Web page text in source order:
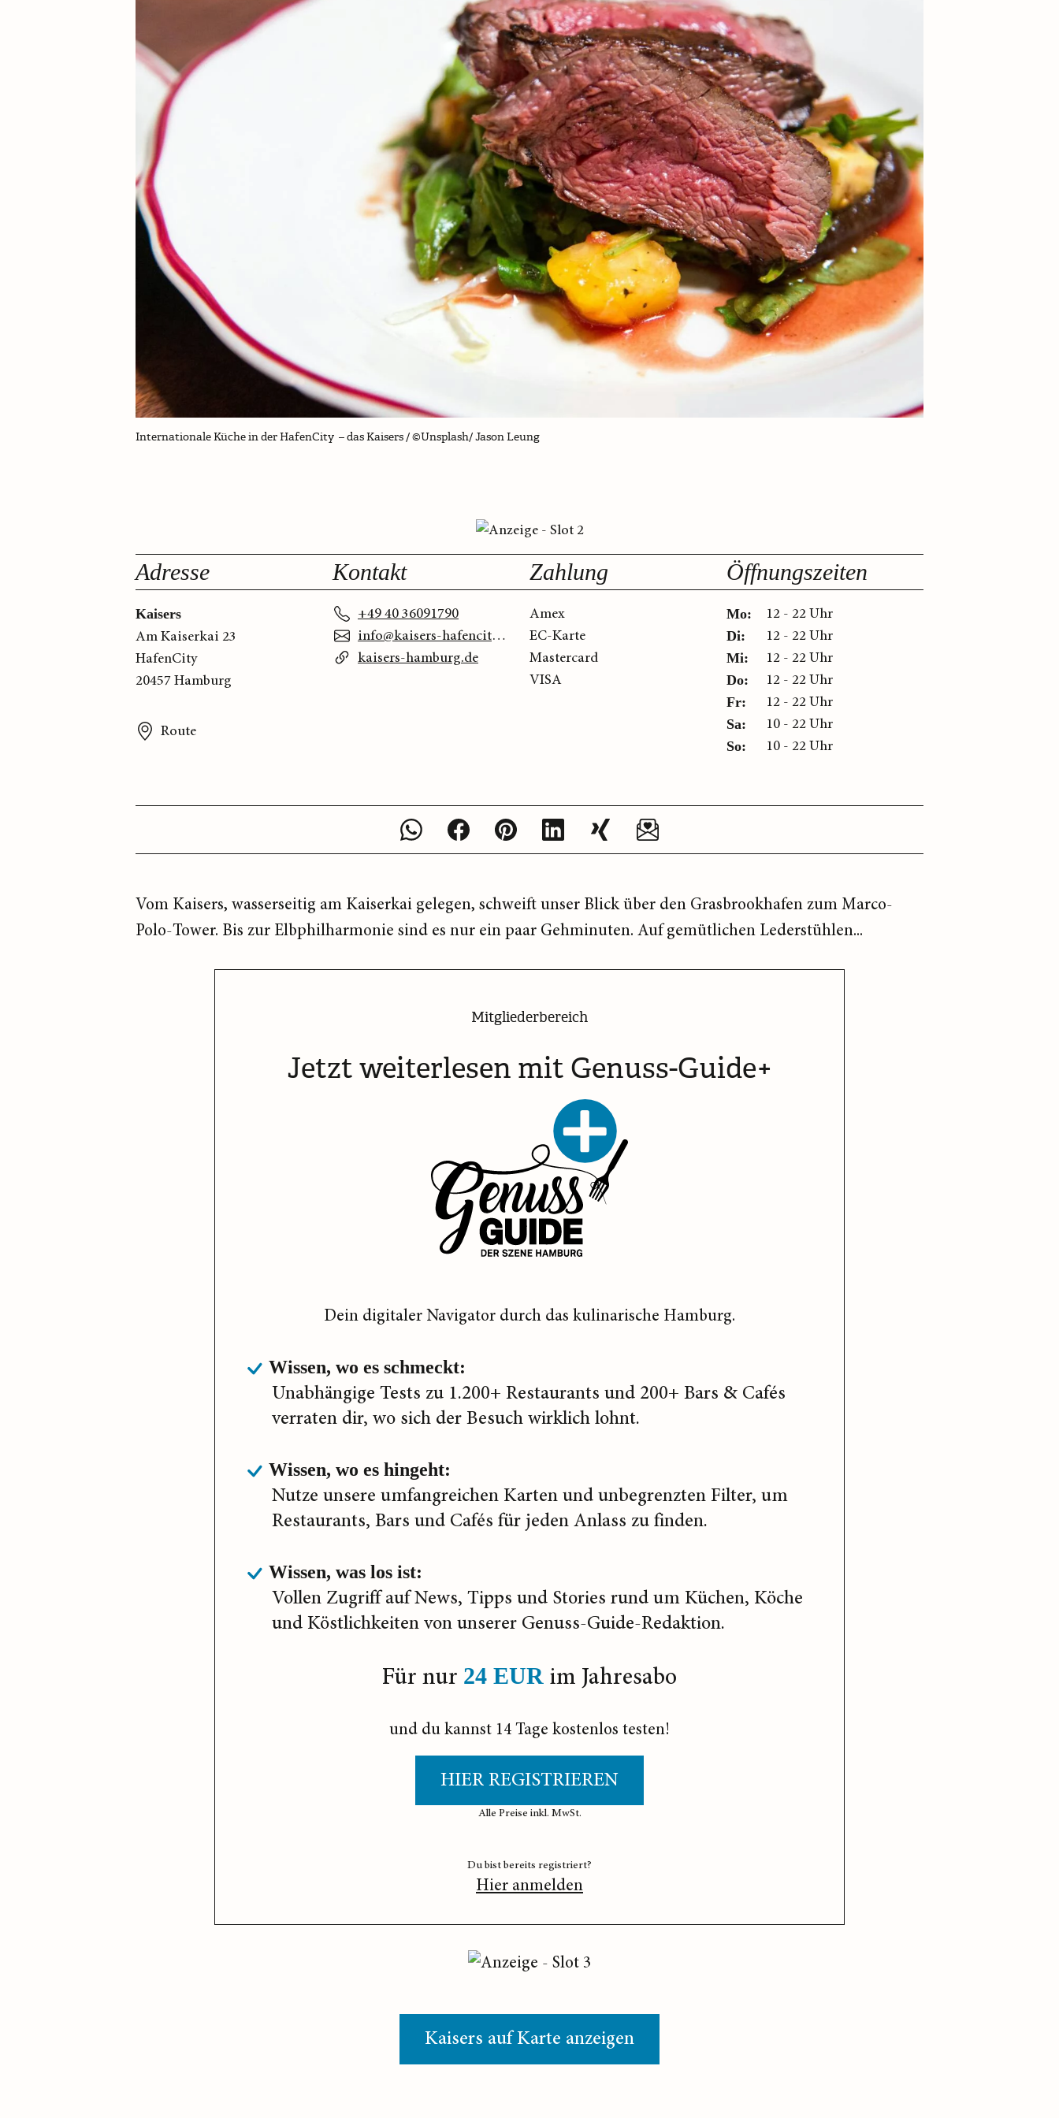
Internationale Küche in der HafenCity – das Kaisers / ©Unsplash/ Jason Leung
Adresse
Kaisers
Am Kaiserkai 23
HafenCity
20457 Hamburg
Route
Kontakt
+49 40 36091790
info@kaisers-hafencity.de
kaisers-hamburg.de
Zahlung
Amex
EC-Karte
Mastercard
VISA
Öffnungszeiten
Mo: 12 - 22 Uhr
Di: 12 - 22 Uhr
Mi: 12 - 22 Uhr
Do: 12 - 22 Uhr
Fr: 12 - 22 Uhr
Sa: 10 - 22 Uhr
So: 10 - 22 Uhr
Vom Kaisers, wasserseitig am Kaiserkai gelegen, schweift unser Blick über den Grasbrookhafen zum Marco-
Polo-Tower. Bis zur Elbphilharmonie sind es nur ein paar Gehminuten. Auf gemütlichen Lederstühlen...
Mitgliederbereich
Jetzt weiterlesen mit Genuss-Guide+
Dein digitaler Navigator durch das kulinarische Hamburg.
Wissen, wo es schmeckt:
Unabhängige Tests zu 1.200+ Restaurants und 200+ Bars & Cafés
verraten dir, wo sich der Besuch wirklich lohnt.
Wissen, wo es hingeht:
Nutze unsere umfangreichen Karten und unbegrenzten Filter, um
Restaurants, Bars und Cafés für jeden Anlass zu finden.
Wissen, was los ist:
Vollen Zugriff auf News, Tipps und Stories rund um Küchen, Köche
und Köstlichkeiten von unserer Genuss-Guide-Redaktion.
Für nur 24 EUR im Jahresabo
und du kannst 14 Tage kostenlos testen!
HIER REGISTRIEREN
Alle Preise inkl. MwSt.
Du bist bereits registriert?
Hier anmelden
Kaisers auf Karte anzeigen